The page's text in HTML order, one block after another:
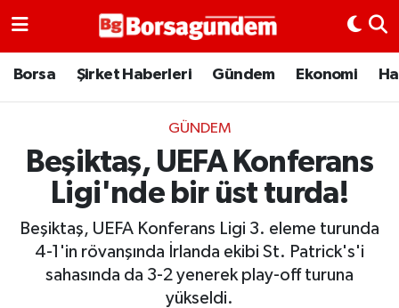
Borsa Şirket Haberleri Gündem Ekonomi
GÜNDEM
Beşiktaş, UEFA Konferans
Ligi'nde bir üst turda!
Beşiktaş, UEFA Konferans Ligi 3. eleme turunda
4-1'in rövanşında İrlanda ekibi St. Patrick's'i
sahasında da 3-2 yenerek play-off turuna
yükseldi.
Borsa
Emtia
Galeri
Gündem